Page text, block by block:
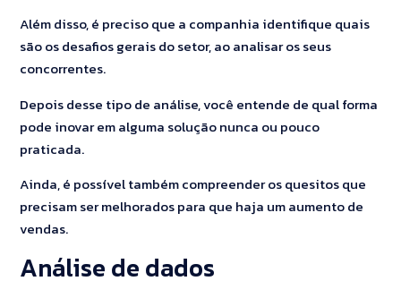
Além disso, é preciso que a companhia identifique quais
são os desafios gerais do setor, ao analisar os seus
concorrentes.
Depois desse tipo de análise, você entende de qual forma
pode inovar em alguma solução nunca ou pouco
praticada.
Ainda, é possível também compreender os quesitos que
precisam ser melhorados para que haja um aumento de
vendas.
Análise de dados